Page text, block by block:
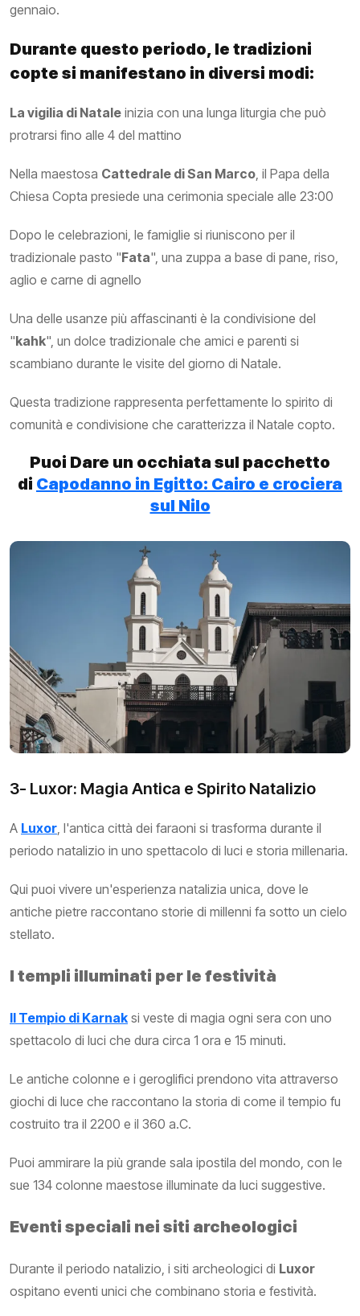
gennaio.
Durante questo periodo, le tradizioni
copte si manifestano in diversi modi:
La vigilia di Natale inizia con una lunga liturgia che può
protrarsi fino alle 4 del mattino
Nella maestosa Cattedrale di San Marco , il Papa della
Chiesa Copta presiede una cerimonia speciale alle 23:00
Dopo le celebrazioni, le famiglie si riuniscono per il
tradizionale pasto "Fata", una zuppa a base di pane, riso,
aglio e carne di agnello
Una delle usanze più affascinanti è la condivisione del
"kahk", un dolce tradizionale che amici e parenti si
scambiano durante le visite del giorno di Natale.
Questa tradizione rappresenta perfettamente lo spirito di
comunità e condivisione che caratterizza il Natale copto.
Puoi Dare un occhiata sul pacchetto
di Capodanno in Egitto: Cairo e crociera
sul Nilo
3- Luxor: Magia Antica e Spirito Natalizio
A Luxor , l'antica città dei faraoni si trasforma durante il
periodo natalizio in uno spettacolo di luci e storia millenaria.
Qui puoi vivere un'esperienza natalizia unica, dove le
antiche pietre raccontano storie di millenni fa sotto un cielo
stellato.
I templi illuminati per le festività
Il Tempio di Karnak si veste di magia ogni sera con uno
spettacolo di luci che dura circa 1 ora e 15 minuti.
Le antiche colonne e i geroglifici prendono vita attraverso
giochi di luce che raccontano la storia di come il tempio fu
costruito tra il 2200 e il 360 a.C.
Puoi ammirare la più grande sala ipostila del mondo, con le
sue 134 colonne maestose illuminate da luci suggestive.
Eventi speciali nei siti archeologici
Durante il periodo natalizio, i siti archeologici di Luxor
ospitano eventi unici che combinano storia e festività.